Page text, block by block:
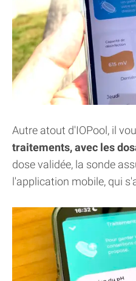
Autre atout d'IOPool, il
traitements, avec les
dose validée, la sonde
l'application mobile, qui